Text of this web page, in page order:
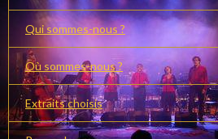
Qui sommes-nous ?
Où sommes-nous ?
Extraits choisis